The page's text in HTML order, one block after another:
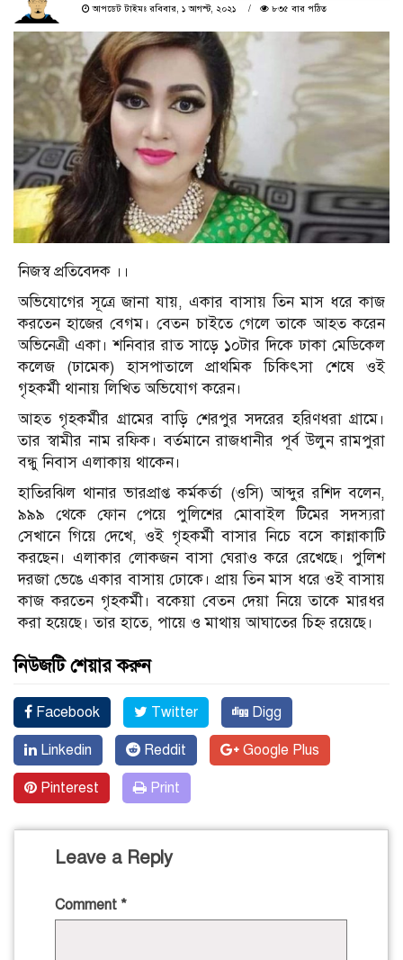
আপডেট টাইমঃ রবিবার, ১ আগস্ট, ২০২১
৮৩৫ বার পঠিত
নিজস্ব প্রতিবেদক ।।
অভিযোগের সূত্রে জানা যায়, একার বাসায় তিন মাস ধরে কাজ
করতেন হাজের বেগম। বেতন চাইতে গেলে তাকে আহত করেন
অভিনেত্রী একা। শনিবার রাত সাড়ে ১০টার দিকে ঢাকা মেডিকেল
কলেজ (ঢামেক) হাসপাতালে প্রাথমিক চিকিৎসা শেষে ওই
গৃহকর্মী থানায় লিখিত অভিযোগ করেন।
আহত গৃহকর্মীর গ্রামের বাড়ি শেরপুর সদরের হরিণধরা গ্রামে।
তার স্বামীর নাম রফিক। বর্তমানে রাজধানীর পূর্ব উলুন রামপুরা
বন্ধু নিবাস এলাকায় থাকেন।
হাতিরঝিল থানার ভারপ্রাপ্ত কর্মকর্তা (ওসি) আব্দুর রশিদ বলেন,
৯৯৯ থেকে ফোন পেয়ে পুলিশের মোবাইল টিমের সদস্যরা
সেখানে গিয়ে দেখে, ওই গৃহকর্মী বাসার নিচে বসে কান্নাকাটি
করছেন। এলাকার লোকজন বাসা ঘেরাও করে রেখেছে। পুলিশ
দরজা ভেঙে একার বাসায় ঢোকে। প্রায় তিন মাস ধরে ওই বাসায়
কাজ করতেন গৃহকর্মী। বকেয়া বেতন দেয়া নিয়ে তাকে মারধর
করা হয়েছে। তার হাতে, পায়ে ও মাথায় আঘাতের চিহ্ন রয়েছে।
নিউজটি শেয়ার করুন
Facebook Twitter Digg
Linkedin Reddit Google Plus
Pinterest Print
Leave a Reply
Comment *